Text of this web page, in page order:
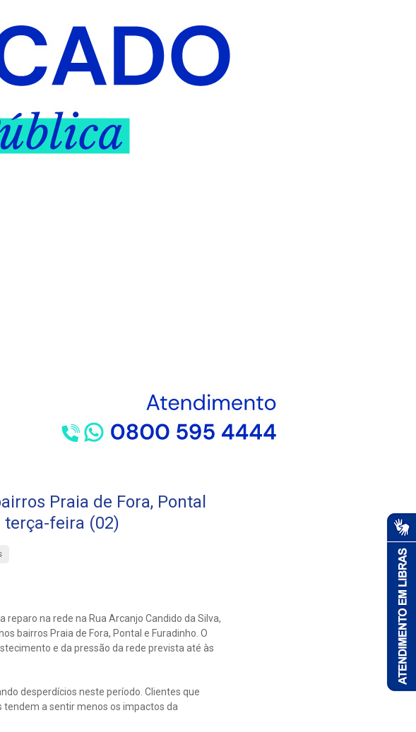
Praia de Fora, Pontal
terça-feira (02)
na rede na Rua Arcanjo Candido da Silva,
bairros Praia de Fora, Pontal e Furadinho. O
e da pressão da rede prevista até às
desperdícios neste período. Clientes que
tendem a sentir menos os impactos da